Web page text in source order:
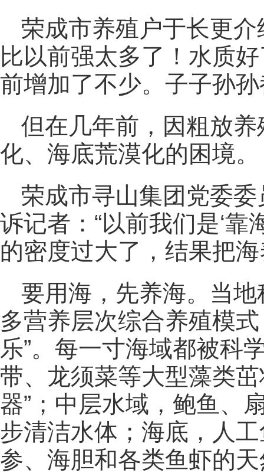
荣成市养殖户于长更
比以前强太多了！水质
前增加了不少。子子孙
但在几年前，因粗放
化、海底荒漠化的困境。
荣成市寻山集团党委
诉记者：“以前我们是‘靠
的密度过大了，结果把海
要用海，先养海。当
多营养层次综合养殖模
乐”。每一寸海域都被科
带、龙须菜等大型藻类
器”；中层水域，鲍鱼、
步清洁水体；海底，人
参、海胆和各类鱼虾的